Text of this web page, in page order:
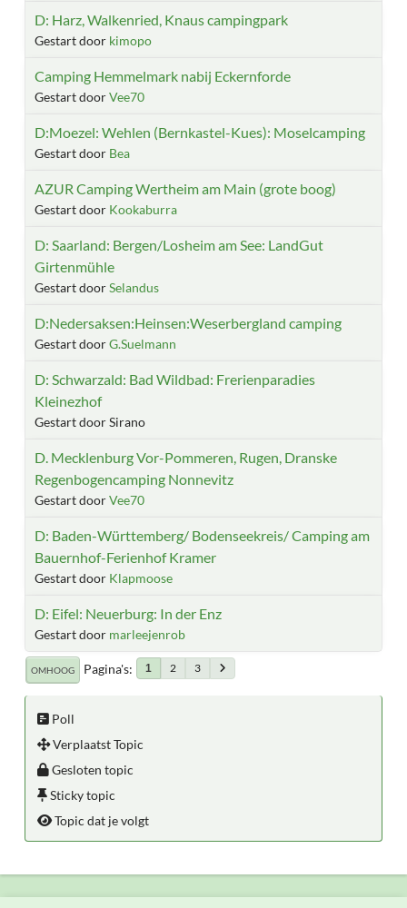
D: Harz, Walkenried, Knaus campingpark
Gestart door kimopo
Camping Hemmelmark nabij Eckernforde
Gestart doorVee70
D:Moezel: Wehlen (Bernkastel-Kues): Moselcamping
Gestart door Bea
AZUR Camping Wertheim am Main (grote boog)
Gestart door Kookaburra
D: Saarland: Bergen/Losheim am See: LandGut
Girtenmühle
Gestart doorSelandus
D:Nedersaksen:Heinsen:Weserbergland camping
Gestart doorG.Suelmann
D: Schwarzald: Bad Wildbad: Frerienparadies
Kleinezhof
Gestart door Sirano
D. Mecklenburg Vor-Pommeren, Rugen, Dranske
Regenbogencamping Nonnevitz
Gestart doorVee70
D: Baden-Württemberg/ Bodenseekreis/ Camping am
Bauernhof-Ferienhof Kramer
Gestart door Klapmoose
D: Eifel: Neuerburg: In der Enz
Gestart door marleejenrob
OMHOOG Pagina's 1 2 3
Poll
Verplaatst Topic
Gesloten topic
Sticky topic
Topic dat je volgt